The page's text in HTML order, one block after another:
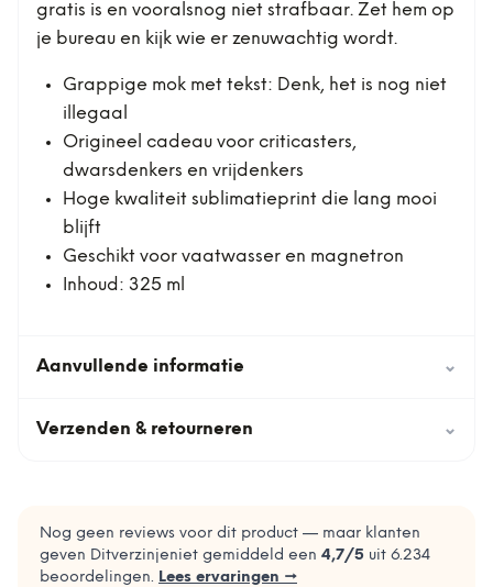
gratis is en vooralsnog niet strafbaar. Zet hem op
je bureau en kijk wie er zenuwachtig wordt.
Grappige mok met tekst: Denk, het is nog niet
illegaal
Origineel cadeau voor criticasters,
dwarsdenkers en vrijdenkers
Hoge kwaliteit sublimatieprint die lang mooi
blijft
Geschikt voor vaatwasser en magnetron
Inhoud: 325 ml
Aanvullende informatie ⌄
Verzenden & retourneren ⌄
Nog geen reviews voor dit product — maar klanten
geven Ditverzinjeniet gemiddeld een 4,7/5 uit 6.234
beoordelingen. Lees ervaringen →